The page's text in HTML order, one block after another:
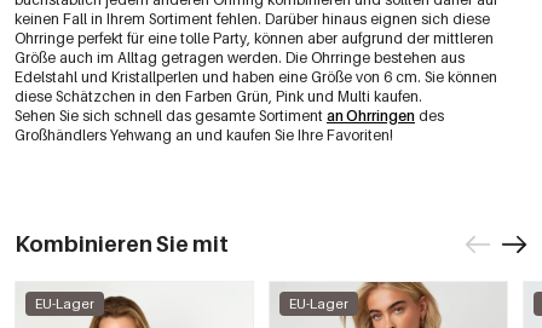
keinen Fall in Ihrem Sortiment fehlen. Darüber hinaus eignen sich diese
Ohrringe perfekt für eine tolle Party, können aber aufgrund der mittleren
Größe auch im Alltag getragen werden. Die Ohrringe bestehen aus
Edelstahl und Kristallperlen und haben eine Größe von 6 cm. Sie können
diese Schätzchen in den Farben Grün, Pink und Multi kaufen.
Sehen Sie sich schnell das gesamte Sortiment an Ohrringen des
Großhändlers Yehwang an und kaufen Sie Ihre Favoriten!
Kombinieren Sie mit
EU-Lager EU-Lager